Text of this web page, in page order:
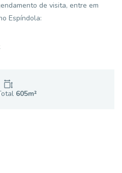
de visita, entre em
Espíndola:
605m²